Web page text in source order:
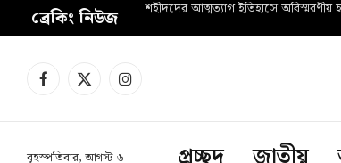
ব্রেকিং নিউজ শহীদদের আত্মত্যাগ ইতিহাসে অবিস্মরণীয়
Facebook
X
Instagram
বৃহস্পতিবার, আগস্ট ৬